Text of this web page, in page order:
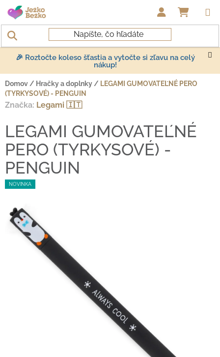
Prejsť na obsah
🎉 Roztočte koleso šťastia a vytočte si zľavu na celý
nákup!
Domov / Hračky a doplnky / LEGAMI GUMOVATEĽNÉ PERO
(TYRKYSOVÉ) - PENGUIN
NOVINKA
LEGAMI GUMOVATEĽNÉ
PERO (TYRKYSOVÉ) -
PENGUIN
Značka: Legami 🇮🇹